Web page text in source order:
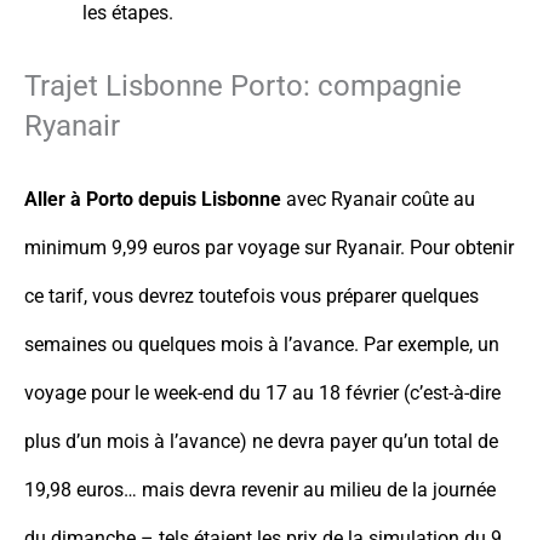
les étapes.
Trajet Lisbonne Porto: compagnie
Ryanair
Aller à Porto depuis Lisbonne avec Ryanair coûte au
minimum 9,99 euros par voyage sur Ryanair. Pour obtenir
ce tarif, vous devrez toutefois vous préparer quelques
semaines ou quelques mois à l’avance. Par exemple, un
voyage pour le week-end du 17 au 18 février (c’est-à-dire
plus d’un mois à l’avance) ne devra payer qu’un total de
19,98 euros… mais devra revenir au milieu de la journée